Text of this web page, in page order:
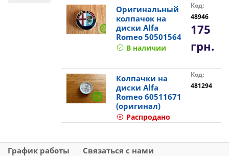
Оригинальный
колпачок на
диски Alfa
Romeo 50501564
В наличии
Код:
48946
175
грн.
Колпачки на
диски Alfa
Romeo 60511671
(оригинал)
Распродано
Код:
481294
График работы Связаться с нами